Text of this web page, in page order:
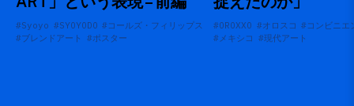
#Syoyo #SYOYODO #コールズ・フィリップス
#ブレンドアート
#ポスター
#OROXXO #オロスコ #コンビニエ
#メキシコ #現代アート